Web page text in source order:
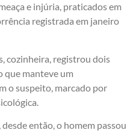
e injúria, praticados em
registrada em janeiro
cozinheira, registrou dois
que manteve um
o suspeito, marcado por
então, o homem passou